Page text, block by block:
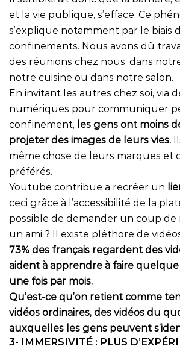
et la vie publique, s’efface. Ce
s’explique notamment par le biais
confinements. Nous avons dû
des réunions chez nous, dans
notre cuisine ou dans notre salon.
En invitant les autres chez soi, via
numériques pour communiquer
confinement, les gens ont moins
projeter des images de leurs vies.
même chose de leurs marques et
préférés.
Youtube contribue a recréer un
ceci grâce à l’accessibilité de la
possible de demander un coup de
un ami ? Il existe pléthore de
73% des français regardent des
aident à apprendre à faire
une fois par mois.
Qu’est-ce qu’on retient comme
vidéos ordinaires, des vidéos du
auxquelles les gens peuvent
3- IMMERSIVITÉ : PLUS